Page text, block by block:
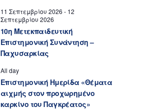
11 Σεπτεμβρίου 2026 - 12
Σεπτεμβρίου 2026
10η Μετεκπαιδευτική
Επιστημονική Συνάντηση –
Παχυσαρκίας
All day
Επιστημονική Ημερίδα «Θέματα
αιχμής στον προχωρημένο
καρκίνο του Παγκρέατος»